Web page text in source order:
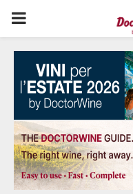
PRIMARY
MENU